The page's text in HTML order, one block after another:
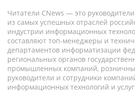
Читатели CNews — это
из самых успешных отраслей
индустрии информационных
составляют топ-менеджеры и
департаментов информатизации
региональных органов
промышленных компаний,
руководители и сотрудники
информационных технологий и